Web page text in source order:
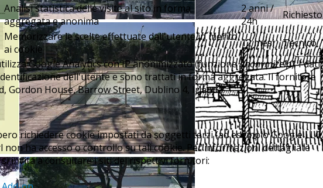
Analisi statistica delle visite al sito in forma
aggregata e anonima
2 anni /
24h
Richiesto
Memorizzare le scelte effettuate dall'utente in merito
ai cookie
12 mesi
Tecnico
Google Analytics con IP anonimizzato (funzioneanonymizeIp). I dati
dell'utente e sono trattati in forma aggregata. Il fornitore
Gordon House, Barrow Street, Dublino 4, Irlanda.
richiedere cookie impostati da soggetti terzi (ad esempio Google LLC
non ha accesso o controllo su tali cookie. Per informazioni dettagliate
invita a consultare i siti dei rispettivi fornitori: